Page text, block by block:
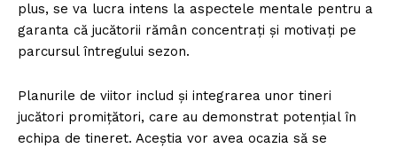
plus, se va lucra intens la aspectele mentale pentru a
garanta că jucătorii rămân concentrați și motivați pe
parcursul întregului sezon.
Planurile de viitor includ și integrarea unor tineri
jucători promițători, care au demonstrat potențial în
echipa de tineret. Aceștia vor avea ocazia să se